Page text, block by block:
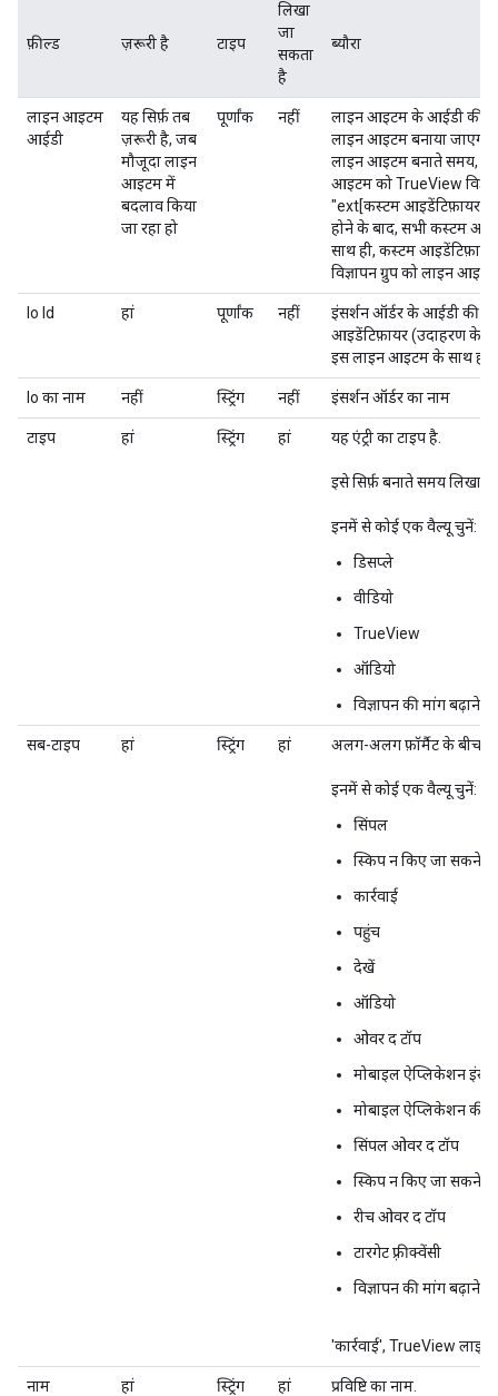
फ़ील्ड ज़रूरी है टाइप
लिखा
जा
सकता
है
ब्यौरा
लाइन आइटम
आईडी
यह सिर्फ़ तब
ज़रूरी है, जब
मौजूदा लाइन
आइटम में
बदलाव किया
जा रहा हो
पूर्णांक नहीं
लाइन आइटम के आईडी की
लाइन आइटम बनाया
लाइन आइटम बनाते समय,
आइटम को TrueView
"ext[कस्टम आइडेंटिफ़ायर]"
होने के बाद, सभी कस्टम
साथ ही, कस्टम
विज्ञापन ग्रुप को लाइन
Io Id हां पूर्णांक नहीं
इंसर्शन ऑर्डर के आईडी की
आइडेंटिफ़ायर (उदाहरण के
इस लाइन आइटम के साथ ही
Io का नाम नहीं स्ट्रिंग नहीं इंसर्शन ऑर्डर का नाम
टाइप हां स्ट्रिंग हां यह एंट्री का टाइप है.
इसे सिर्फ़ बनाते समय लिखा
इनमें से कोई एक वैल्यू चुनें:
डिसप्ले
वीडियो
TrueView
ऑडियो
विज्ञापन की मांग बढ़ाने
सब-टाइप हां स्ट्रिंग हां अलग-अलग फ़ॉर्मैट के बीच
इनमें से कोई एक वैल्यू चुनें:
सिंपल
स्किप न किए जा सकने
कार्रवाई
पहुंच
देखें
ऑडियो
ओवर द टॉप
मोबाइल ऐप्लिकेशन
मोबाइल ऐप्लिकेशन की
सिंपल ओवर द टॉप
स्किप न किए जा सकने
रीच ओवर द टॉप
टारगेट फ़्रीक्वेंसी
विज्ञापन की मांग बढ़ाने
'कार्रवाई', TrueView
नाम हां स्ट्रिंग हां प्रविष्टि का नाम.